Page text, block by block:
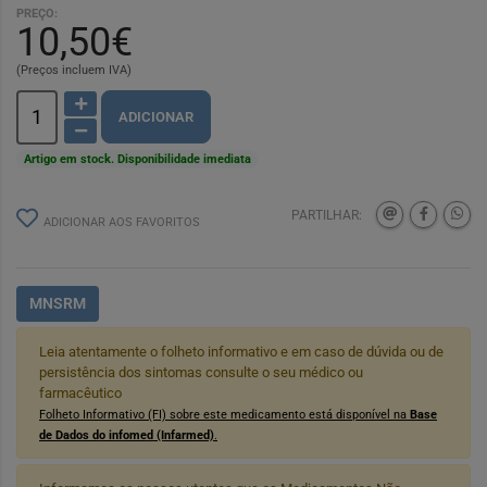
PREÇO:
10,50€
(Preços incluem IVA)
ADICIONAR
Artigo em stock. Disponibilidade imediata
ADICIONAR AOS FAVORITOS PARTILHAR:
MNSRM
Leia atentamente o folheto informativo e em caso de dúvida ou de
persistência dos sintomas consulte o seu médico ou
farmacêutico
Folheto Informativo (FI) sobre este medicamento está disponível na Base
de Dados do infomed (Infarmed)